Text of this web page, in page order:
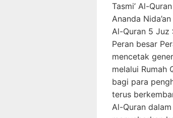
Tasmi’ Al-
Ananda
Al-Quran 5 Juz
Peran besar
mencetak
melalui Rumah
bagi para
terus
Al-Quran